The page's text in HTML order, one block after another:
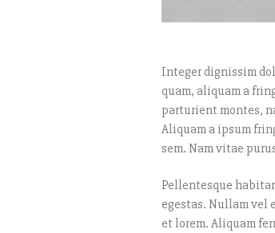
Integer dignissim
quam, aliquam a
parturient montes,
Aliquam a ipsum
sem. Nam vitae
Pellentesque
egestas. Nullam vel
et lorem. Aliquam